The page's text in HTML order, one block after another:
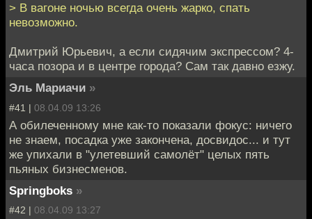
> В вагоне ночью всегда очень жарко, спать
невозможно.
Дмитрий Юрьевич, а если сидячим экспрессом? 4-
часа позора и в центре города? Сам так давно езжу.
Эль Мариачи »
#41 | 08.04.09 13:26
А обилеченному мне как-то показали фокус: ничего
не знаем, посадка уже закончена, досвидос... и тут
же упихали в "улетевший самолёт" целых пять
пьяных бизнесменов.
Springboks »
#42 | 08.04.09 13:27